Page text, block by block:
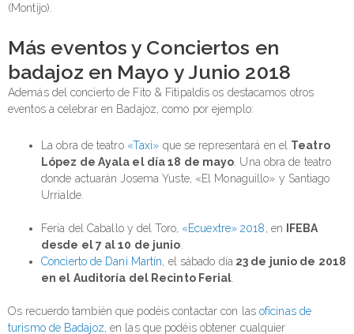
(Montijo).
Más eventos y Conciertos en
badajoz en Mayo y Junio 2018
Además del concierto de Fito & Fitipaldis os destacamos otros
eventos a celebrar en Badajoz, como por ejemplo:
La obra de teatro «Taxi» que se representará en el Teatro
López de Ayala el día 18 de mayo . Una obra de teatro
donde actuarán Josema Yuste, «El Monaguillo» y Santiago
Urrialde.
Feria del Caballo y del Toro, «Ecuextre» 2018 , en
IFEBA
desde el 7 al 10 de junio
Concierto de Dani Martín , el sábado día 23 de junio de 2018
en el Auditoría del Recinto Ferial
Os recuerdo también que podéis contactar con las oficinas de
turismo de Badajoz , en las que podéis obtener cualquier